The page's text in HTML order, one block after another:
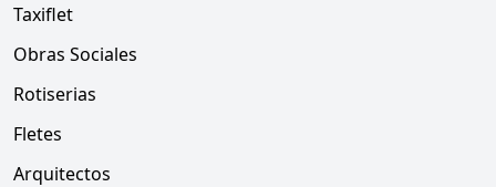
Taxiflet
Obras Sociales
Rotiserias
Fletes
Arquitectos